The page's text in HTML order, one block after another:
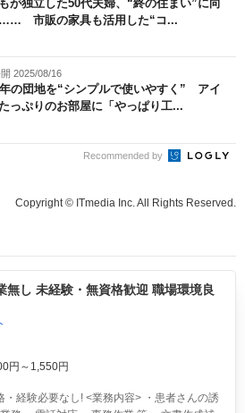
が独立した50代夫婦、“終の住まい”に向
市販の家具も活用した“コ...
2025/08/16
の団地を“シンプルで使いやすく” アイ
っぷりのお部屋に「やっぱり工...
Recommended by
Copyright © ITmedia Inc. All Rights Reserved.
無し 未経験・無資格歓迎 職場環境良
円～1,550円
・経験必要なし! <業務内容> ・患者さんの誘